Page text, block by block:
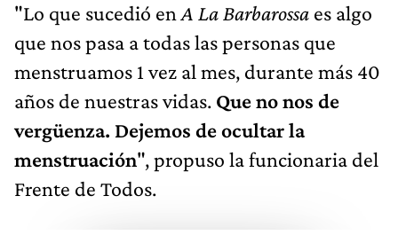
"Lo que sucedió en A La Barbarossa es algo
que nos pasa a todas las personas que
menstruamos 1 vez al mes, durante más 40
años de nuestras vidas. Que no nos de
vergüenza. Dejemos de ocultar la
menstruación", propuso la funcionaria del
Frente de Todos.